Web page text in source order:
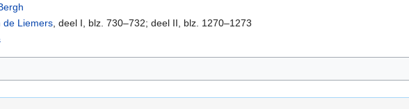
de Liemers , deel I, blz. 730–732; deel II, blz. 1270–1273